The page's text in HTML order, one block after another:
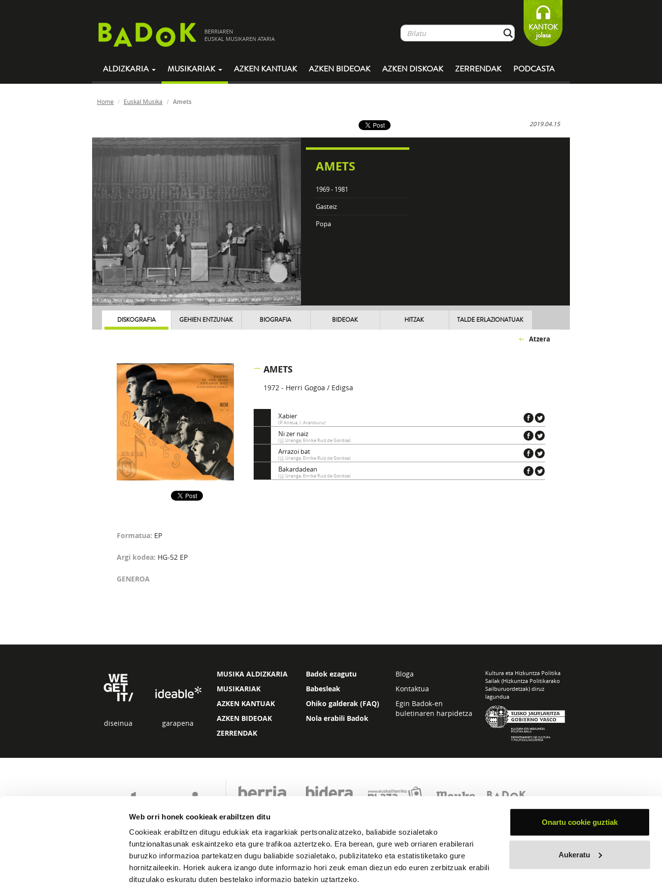
Web orri honek cookieak erabiltzen ditu
Cookieak erabiltzen ditugu edukiak eta iragarkiak pertsonalizatzeko, baliabide sozialetako
funtzionaltasunak eskaintzeko eta gure trafikoa aztertzeko. Era berean, gure web orriaren erabilerari
buruzko informazioa partekatzen dugu baliabide sozialetako, publizitateko eta estatistiketako gure
hornitzaileekin. Horiek aukera izango dute informazio hori zeuk eman diezun edo euren zerbitzuak erabili
dituzulako eskuratu duten bestelako informazio batekin uztartzeko.
Onartu cookie guztiak
Aukeratu
BERRIAREN
EUSKAL MUSIKAREN ATARIA
KANTOK
jolasa
ALDIZKARIA MUSIKARIAK AZKEN KANTUAK AZKEN BIDEOAK AZKEN DISKOAK ZERRENDAK PODCASTA
Home Euskal Musika Amets
2019.04.15
AMETS
1969 - 1981
Gasteiz
Popa
DISKOGRAFIA GEHIEN ENTZUNAK BIOGRAFIA BIDEOAK HITZAK TALDE ERLAZIONATUAK
Atzera
Formatua: EP
Argi kodea: HG-52 EP
GENEROA
AMETS
1972 - Herri Gogoa / Edigsa
Xabier
(P. Anitua, I. Aranburu)
Ni zer naiz
(J.J. Uranga, Enrike Ruiz de Gordoa)
Arrazoi bat
(J.J. Uranga, Enrike Ruiz de Gordoa)
Bakardadean
(J.J. Uranga, Enrike Ruiz de Gordoa)
diseinua garapena
MUSIKA ALDIZKARIA
MUSIKARIAK
AZKEN KANTUAK
AZKEN BIDEOAK
ZERRENDAK
Badok ezagutu
Babesleak
Ohiko galderak (FAQ)
Nola erabili Badok
Bloga
Kontaktua
Egin Badok-en
buletinaren harpidetza
Kultura eta Hizkuntza Politika
Sailak (Hizkuntza Politikarako
Sailburuordetzak) diruz
lagundua
Lege oharra Pribatutasuna Cookie politika